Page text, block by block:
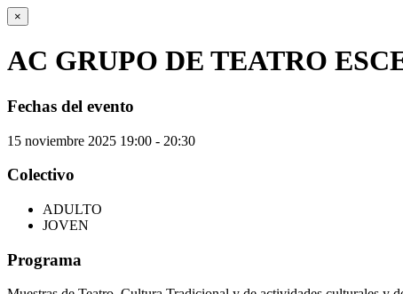
×
AC GRUPO DE TEATRO
Fechas del evento
15 noviembre 2025 19:00 - 20:30
Colectivo
ADULTO
JOVEN
Programa